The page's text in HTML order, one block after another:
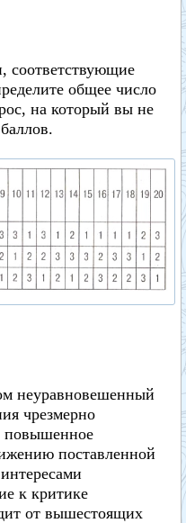
соответствующие
общее число
на который вы не
неуравновешенный
чрезмерно
повышенное
поставленной
к критике
от вышестоящих